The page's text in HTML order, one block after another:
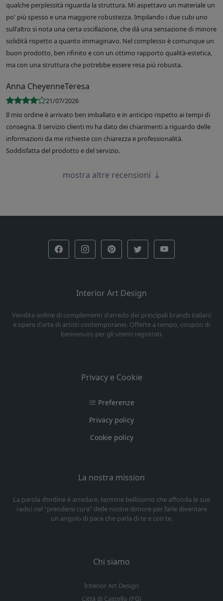
qualche perplessità riguarda la struttura. Mi aspettavo un materiale un
po' più spesso e una maggiore robustezza. Impilando i due cubi uno
sull'altro si nota una certa oscillazione, che dà una sensazione di minore
solidità rispetto a quanto immaginavo. Nel complesso è comunque un
buon prodotto, ben rifinito e con un ottimo rapporto qualità-estetica,
ma con una struttura che potrebbe essere resa più robusta.
Anna CheyenneTeresa
21/07/2026
Il mio ordine è arrivato ben imballato e in anticipo rispetto ai tempi di
consegna. Il servizio clienti mi ha dato dei chiarimenti a riguardo delle
informazioni da me richieste con chiarezza e professionalità.
Soddisfatta del prodotto e del servizio.
mostra altre recensioni
Interior Art Design
Vendita online di complementi d'arredo dei principali brands italiani
e opere d'arte di artisti contemporanei. Offerte a tempo, coupon di
benvenuto per gli utenti registrati.
Privacy e Cookie
Preferenze
Privacy policy
Cookie policy
La nostra mission
La parola d’ordine è arredare, termine bellissimo che affonda le sue
radici nel “prendersi cura” delle nostre dimore per farle diventare
un angolo di pace che parla di te e con te.
Chi siamo
Interior Art Design
Città di Castello (PG)